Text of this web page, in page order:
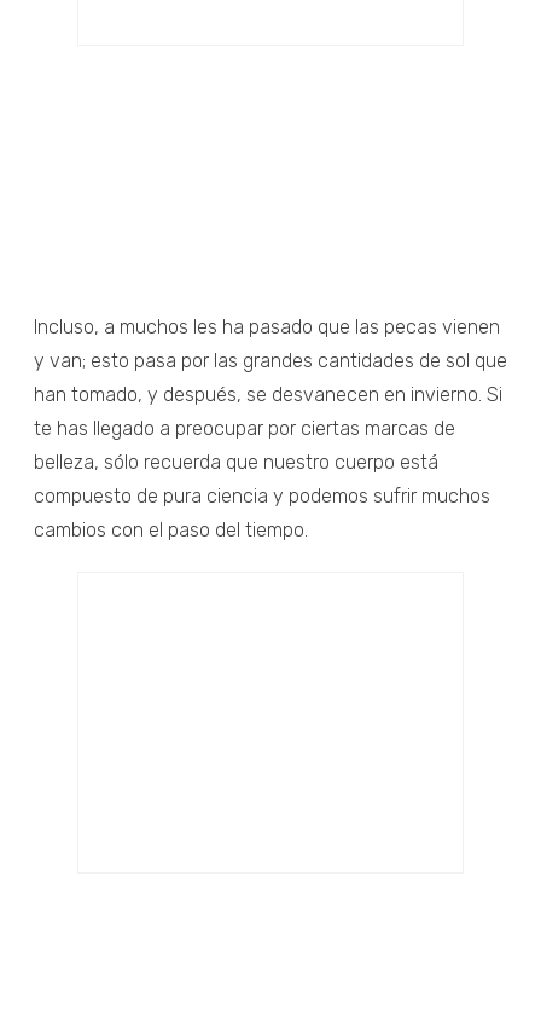
Incluso, a muchos les ha pasado que las pecas vienen
y van; esto pasa por las grandes cantidades de sol que
han tomado, y después, se desvanecen en invierno. Si
te has llegado a preocupar por ciertas marcas de
belleza, sólo recuerda que nuestro cuerpo está
compuesto de pura ciencia y podemos sufrir muchos
cambios con el paso del tiempo.